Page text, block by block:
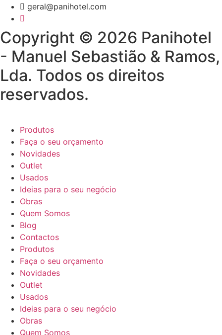
geral@panihotel.com
Copyright © 2026 Panihotel
- Manuel Sebastião & Ramos,
Lda. Todos os direitos
reservados.
Produtos
Faça o seu orçamento
Novidades
Outlet
Usados
Ideias para o seu negócio
Obras
Quem Somos
Blog
Contactos
Produtos
Faça o seu orçamento
Novidades
Outlet
Usados
Ideias para o seu negócio
Obras
Quem Somos